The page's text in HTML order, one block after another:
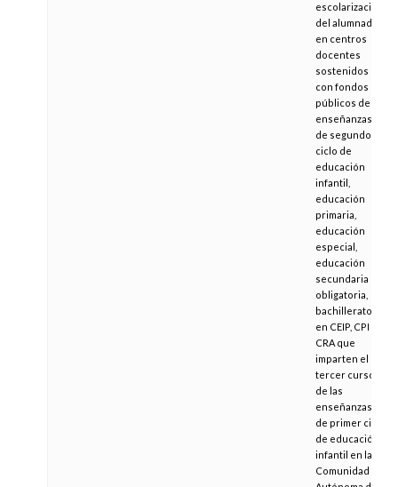
escolarización
del alumnado
en centros
docentes
sostenidos
con fondos
públicos de las
enseñanzas
de segundo
ciclo de
educación
infantil,
educación
primaria,
educación
especial,
educación
secundaria
obligatoria,
bachillerato y
en CEIP, CPI y
CRA que
imparten el
tercer curso
de las
enseñanzas
de primer ciclo
de educación
infantil en la
Comunidad